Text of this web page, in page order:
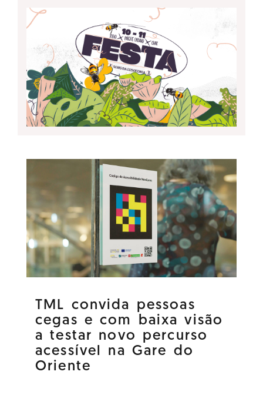
TML convida pessoas
cegas e com baixa visão
a testar novo percurso
acessível na Gare do
Oriente